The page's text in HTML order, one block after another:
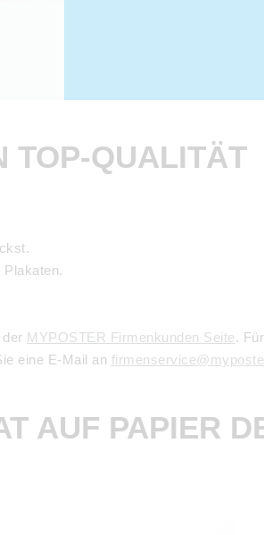
TOP-QUALITÄT
MYPOSTER Firmenkunden Seite.
eine E-Mail an
AUF PAPIER